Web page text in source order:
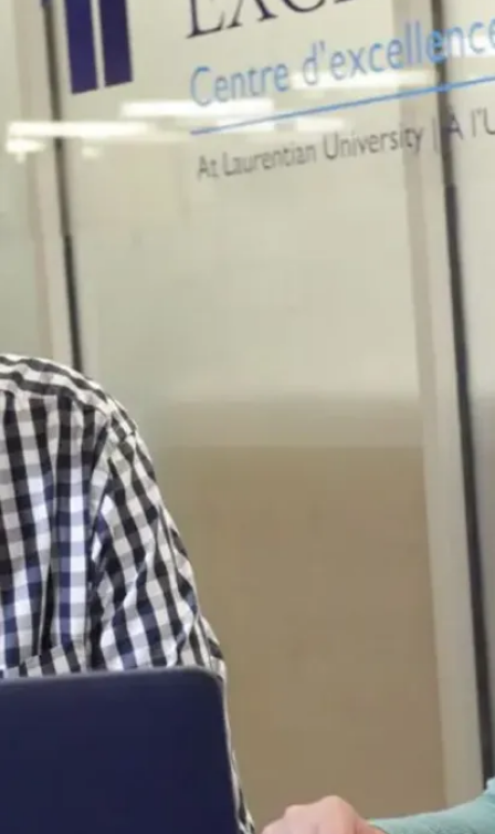
Laurentienne.
saison pour
l’Équipe de
planification et de
projets du Service
l’Université
Laurentienne
remportent
divers prix lors
de la FIRA
RoboWor...
Les Équipes de
robotique de
l’Université
Laurentienne
(SnoBots) ont
remporté divers
titres internati...
Le 29 jui., 2026
En savoir plus